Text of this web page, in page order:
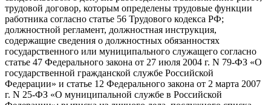
трудовой договор, которым определены трудовые функции
работника согласно статье 56 Трудового кодекса РФ;
должностной регламент, должностная инструкция,
содержащие сведения о должностных обязанностях
государственного или муниципального служащего согласно
статье 47 Федерального закона от 27 июля 2004 г. N 79-ФЗ «О
государственной гражданской службе Российской
Федерации» и статье 12 Федерального закона от 2 марта 2007
г. N 25-ФЗ «О муниципальной службе в Российской